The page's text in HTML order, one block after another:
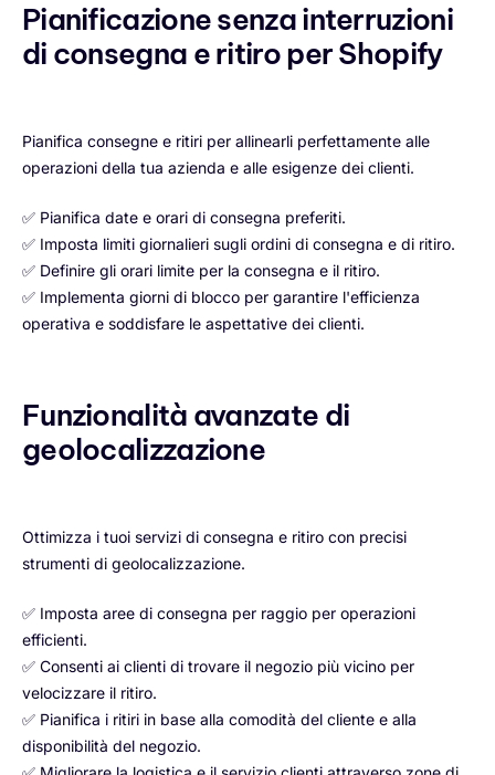
Pianificazione senza interruzioni
di consegna e ritiro per Shopify
Pianifica consegne e ritiri per allinearli perfettamente alle
operazioni della tua azienda e alle esigenze dei clienti.
✅ Pianifica date e orari di consegna preferiti.
✅ Imposta limiti giornalieri sugli ordini di consegna e di ritiro.
✅ Definire gli orari limite per la consegna e il ritiro.
✅ Implementa giorni di blocco per garantire l'efficienza
operativa e soddisfare le aspettative dei clienti.
Funzionalità avanzate di
geolocalizzazione
Ottimizza i tuoi servizi di consegna e ritiro con precisi
strumenti di geolocalizzazione.
✅ Imposta aree di consegna per raggio per operazioni
efficienti.
✅ Consenti ai clienti di trovare il negozio più vicino per
velocizzare il ritiro.
✅ Pianifica i ritiri in base alla comodità del cliente e alla
disponibilità del negozio.